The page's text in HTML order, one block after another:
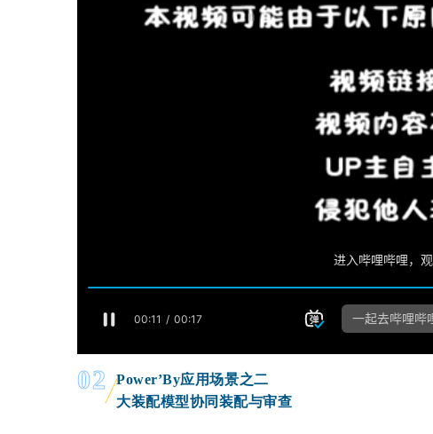
02
Power’By应用场景之二
大装配模型协同装配与审查